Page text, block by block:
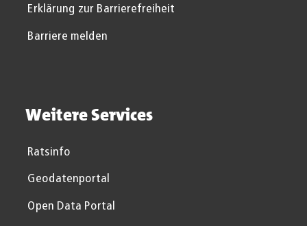
Erklärung zur Barrierefreiheit
Barriere melden
Weitere Services
Ratsinfo
Geodatenportal
Open Data Portal